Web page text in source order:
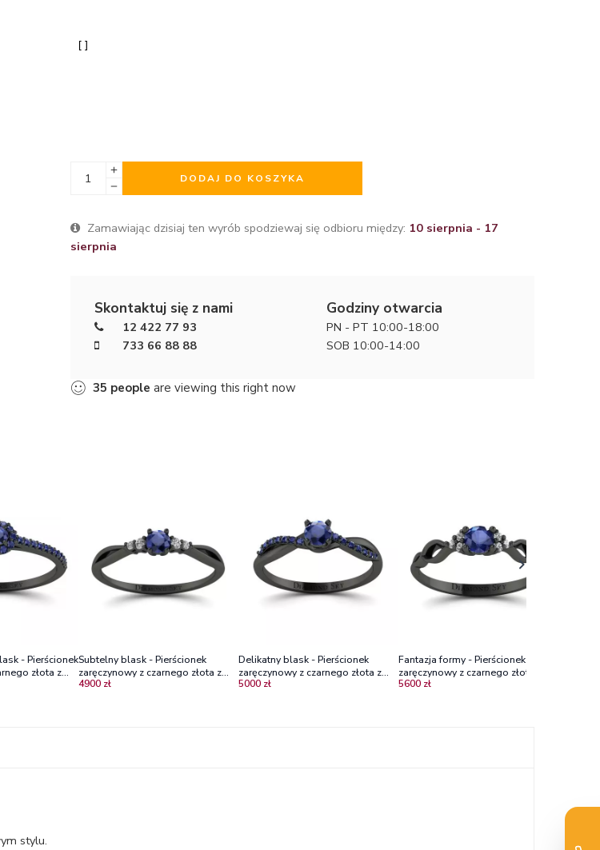
DODAJ DO KOSZYKA
Zamawiając dzisiaj ten wyrób spodziewaj się odbioru między: 10 sierpnia - 17
sierpnia
Skontaktuj się z nami
12 422 77 93
733 66 88 88
Godziny otwarcia
PN - PT 10:00-18:00
SOB 10:00-14:00
35 people are viewing this right now
- Pierścionek
złota z
Subtelny blask - Pierścionek
zaręczynowy z czarnego złota z
szafirem i diamentami
4900 zł
Delikatny blask - Pierścionek
zaręczynowy z czarnego złota z
szafirami
5000 zł
Fantazja formy - Pierścionek
zaręczynowy z czarnego złota z
szafirem i diamentami
5600 zł
stylu.